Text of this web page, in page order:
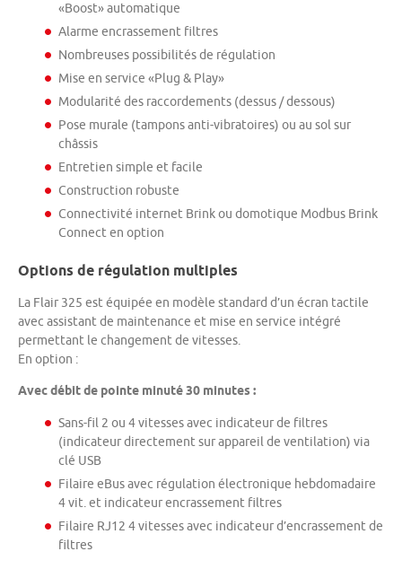
«Boost» automatique
Alarme encrassement filtres
Nombreuses possibilités de régulation
Mise en service «Plug & Play»
Modularité des raccordements (dessus / dessous)
Pose murale (tampons anti-vibratoires) ou au sol sur
châssis
Entretien simple et facile
Construction robuste
Connectivité internet Brink ou domotique Modbus Brink
Connect en option
Options de régulation multiples
La Flair 325 est équipée en modèle standard d’un écran tactile
avec assistant de maintenance et mise en service intégré
permettant le changement de vitesses.
En option :
Avec débit de pointe minuté 30 minutes :
Sans-fil 2 ou 4 vitesses avec indicateur de filtres
(indicateur directement sur appareil de ventilation) via
clé USB
Filaire eBus avec régulation électronique hebdomadaire
4 vit. et indicateur encrassement filtres
Filaire RJ12 4 vitesses avec indicateur d’encrassement de
filtres